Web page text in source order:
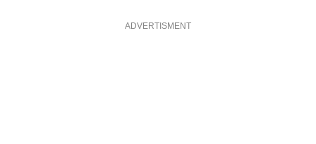
ADVERTISMENT